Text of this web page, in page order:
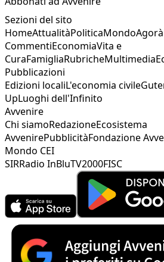
Sezioni del sito
HomeAttualitàPoliticaMondoAgorà
CommentiEconomiaVita e
CuraFamigliaRubricheMultimedia
Pubblicazioni
Edizioni localiL'economia civile
UpLuoghi dell'Infinito
Avvenire
Chi siamoRedazioneEcosistema
AvvenirePubblicitàFondazione
Mondo CEI
SIRRadio InBluTV2000FISC